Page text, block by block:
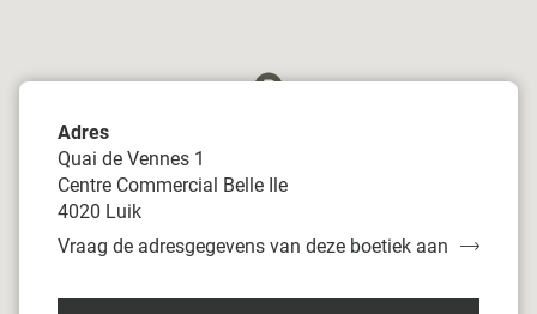
Adres
Quai de Vennes 1
Centre Commercial Belle Ile
4020 Luik
Vraag de adresgegevens van deze boetiek aan
van
Luik-